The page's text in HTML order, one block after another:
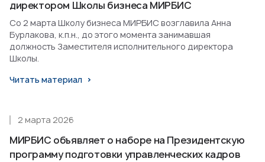
директором Школы бизнеса МИРБИС
Со 2 марта Школу бизнеса МИРБИС возглавила Анна
Бурлакова, к.п.н., до этого момента занимавшая
должность Заместителя исполнительного директора
Школы.
Читать материал
МИРБИС объявляет о наборе на Президентскую
программу подготовки управленческих кадров
2 марта 2026